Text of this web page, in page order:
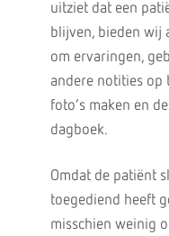
uitziet dat een
blijven, bieden wij
om ervaringen,
andere notities op
foto’s maken en
dagboek.
Omdat de patiënt
toegediend heeft
misschien weinig